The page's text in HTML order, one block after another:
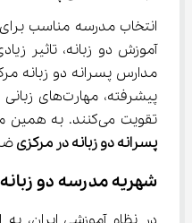
انتخاب مدرسه مناسب
آموزش دو زبانه، تاثیر
پیشرفته،
تقویت می‌کنند. به همین منظور آگاهی از
پسرانه دو زبانه در مرکزی
شهریه مدرسه دو